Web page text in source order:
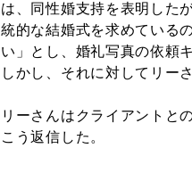
は、同性婚支持を表明した
統的な結婚式を求めている
い」とし、婚礼写真の依頼
しかし、それに対してリー
リーさんはクライアントと
こう返信した。